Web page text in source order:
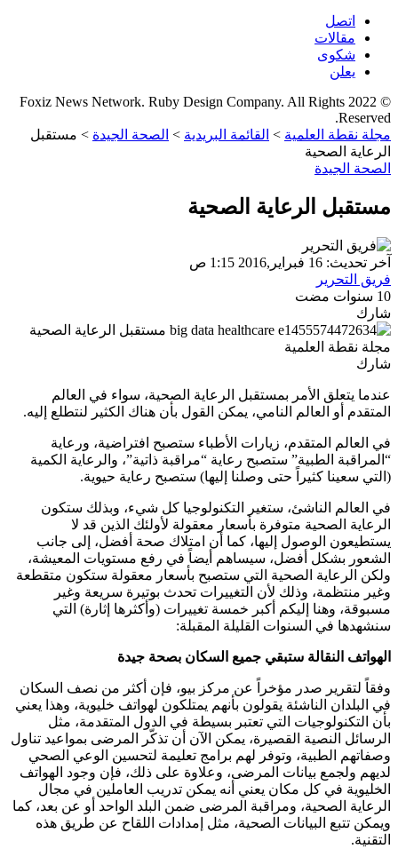
اتصل
مقالات
شكوى
يعلن
© 2022 Foxiz News Network. Ruby Design Company. All Rights
Reserved.
مجلة نقطة العلمية > القائمة البريدية > الصحة الجيدة > مستقبل
الرعاية الصحية
الصحة الجيدة
مستقبل الرعاية الصحية
آخر تحديث: 16 فبراير,2016 1:15 ص
فريق التحرير
10 سنوات مضت
شارك
شارك
عندما يتعلق الأمر بمستقبل الرعاية الصحية، سواء في العالم
المتقدم أو العالم النامي، يمكن القول بأن هناك الكثير لنتطلع إليه.
في العالم المتقدم، زيارات الأطباء ستصبح افتراضية، ورعاية
“المراقبة الطبية” ستصبح رعاية “مراقبة ذاتية”، والرعاية الكمية
(التي سعينا كثيراً حتى وصلنا إليها) ستصبح رعاية حيوية.
في العالم الناشئ، ستغير التكنولوجيا كل شيء، وبذلك ستكون
الرعاية الصحية متوفرة بأسعار معقولة لأولئك الذين قد لا
يستطيعون الوصول إليها، كما أن امتلاك صحة أفضل، إلى جانب
الشعور بشكل أفضل، سيساهم أيضاً في رفع مستويات المعيشة،
ولكن الرعاية الصحية التي ستصبح بأسعار معقولة ستكون متقطعة
وغير منتظمة، وذلك لأن التغييرات تحدث بوتيرة سريعة وغير
مسبوقة، وهنا إليكم أكبر خمسة تغييرات (وأكثرها إثارة) التي
سنشهدها في السنوات القليلة المقبلة:
الهواتف النقالة ستبقي جميع السكان بصحة جيدة
وفقاً لتقرير صدر مؤخراً عن مركز بيو، فإن أكثر من نصف السكان
في البلدان الناشئة يقولون بأنهم يمتلكون لهواتف خليوية، وهذا يعني
بأن التكنولوجيات التي تعتبر بسيطة في الدول المتقدمة، مثل
الرسائل النصية القصيرة، يمكن الآن أن تذكّر المرضى بمواعيد تناول
وصفاتهم الطبية، وتوفر لهم برامج تعليمة لتحسين الوعي الصحي
لديهم ولجمع بيانات المرضى، وعلاوة على ذلك، فإن وجود الهواتف
الخليوية في كل مكان يعني أنه يمكن تدريب العاملين في مجال
الرعاية الصحية، ومراقبة المرضى ضمن البلد الواحد أو عن بعد، كما
ويمكن تتبع البيانات الصحية، مثل إمدادات اللقاح عن طريق هذه
التقنية.